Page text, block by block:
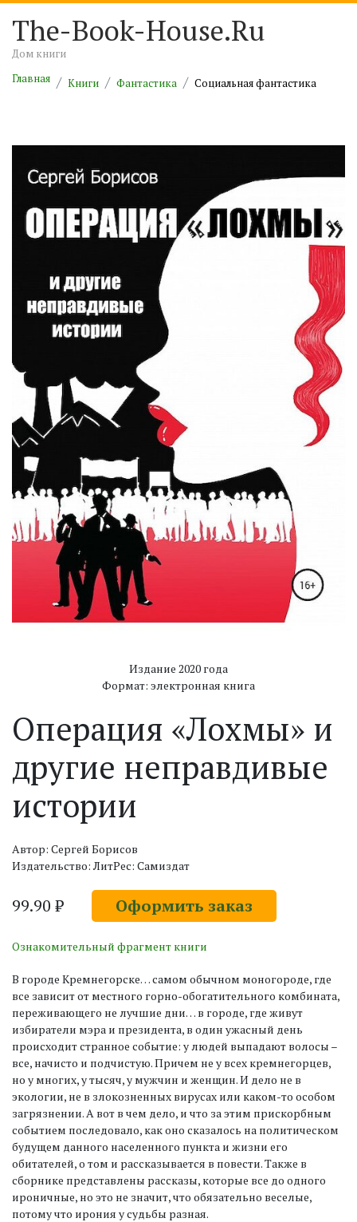
The-Book-House.Ru
Дом книги
Главная
Книги Фантастика Социальная фантастика
Издание 2020 года
Формат: электронная книга
Операция «Лохмы» и
другие неправдивые
истории
Автор: Сергей Борисов
Издательство: ЛитРес: Самиздат
99.90 ₽ Оформить заказ
Ознакомительный фрагмент книги
В городе Кремнегорске… самом обычном моногороде, где
все зависит от местного горно-обогатительного комбината,
переживающего не лучшие дни… в городе, где живут
избиратели мэра и президента, в один ужасный день
происходит странное событие: у людей выпадают волосы –
все, начисто и подчистую. Причем не у всех кремнегорцев,
но у многих, у тысяч, у мужчин и женщин. И дело не в
экологии, не в злокозненных вирусах или каком-то особом
загрязнении. А вот в чем дело, и что за этим прискорбным
событием последовало, как оно сказалось на политическом
будущем данного населенного пункта и жизни его
обитателей, о том и рассказывается в повести. Также в
сборнике представлены рассказы, которые все до одного
ироничные, но это не значит, что обязательно веселые,
потому что ирония у судьбы разная.